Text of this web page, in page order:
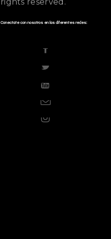
rights reserved.
Conectate con nosotros en las diferentes redes:




